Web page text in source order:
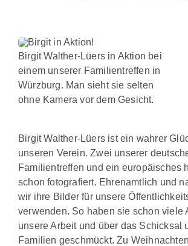
Birgit Walther-Lüers in Aktion bei
einem unserer Familientreffen in
Würzburg. Man sieht sie selten
ohne Kamera vor dem Gesicht.
Birgit Walther-Lüers ist ein wahrer
unseren Verein. Zwei unserer
Familientreffen und ein europäisches
schon fotografiert. Ehrenamtlich und
wir ihre Bilder für unsere
verwenden. So haben sie schon viele
unsere Arbeit und über das Schicksal
Familien geschmückt. Zu